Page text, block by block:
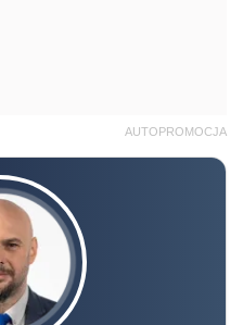
AUTOPROMOCJA